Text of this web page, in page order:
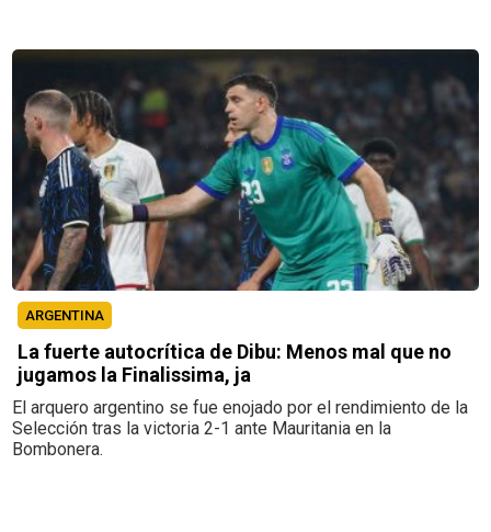
ARGENTINA
La fuerte autocrítica de Dibu: Menos mal que no
jugamos la Finalissima, ja
El arquero argentino se fue enojado por el rendimiento de la
Selección tras la victoria 2-1 ante Mauritania en la
Bombonera.